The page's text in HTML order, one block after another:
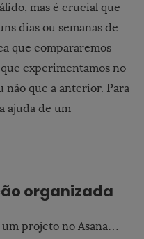
mas é crucial que
dias ou semanas de
que compararemos
experimentamos no
que a anterior. Para
ajuda de um
organizada
projeto no Asana…